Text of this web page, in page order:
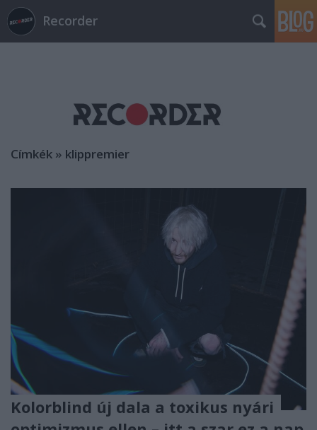
Recorder
Címkék » klippremier
Kolorblind új dala a toxikus nyári